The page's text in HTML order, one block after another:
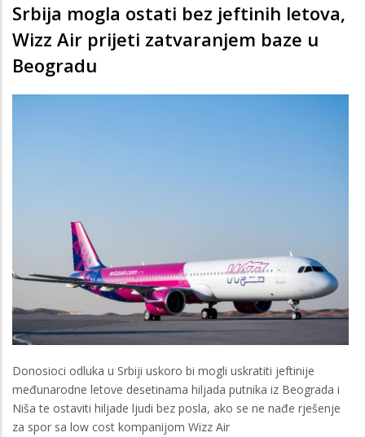
Srbija mogla ostati bez jeftinih letova,
Wizz Air prijeti zatvaranjem baze u
Beogradu
Donosioci odluka u Srbiji uskoro bi mogli uskratiti jeftinije
međunarodne letove desetinama hiljada putnika iz Beograda i
Niša te ostaviti hiljade ljudi bez posla, ako se ne nađe rješenje
za spor sa low cost kompanijom Wizz Air